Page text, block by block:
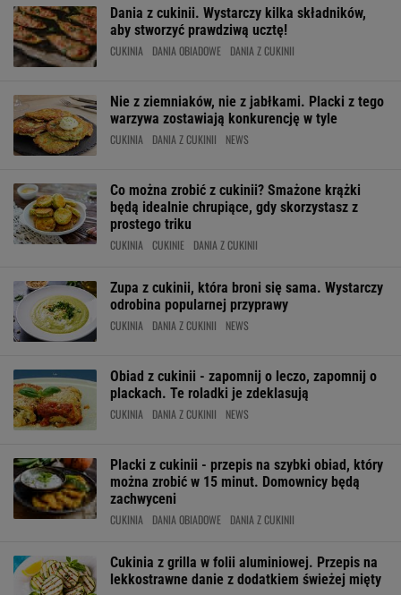
Dania z cukinii. Wystarczy kilka składników,
aby stworzyć prawdziwą ucztę!
CUKINIA DANIA OBIADOWE DANIA Z CUKINII
Nie z ziemniaków, nie z jabłkami. Placki z tego
warzywa zostawiają konkurencję w tyle
CUKINIA DANIA Z CUKINII NEWS
Co można zrobić z cukinii? Smażone krążki
będą idealnie chrupiące, gdy skorzystasz z
prostego triku
CUKINIA CUKINIE DANIA Z CUKINII
Zupa z cukinii, która broni się sama. Wystarczy
odrobina popularnej przyprawy
CUKINIA DANIA Z CUKINII NEWS
Obiad z cukinii - zapomnij o leczo, zapomnij o
plackach. Te roladki je zdeklasują
CUKINIA DANIA Z CUKINII NEWS
Placki z cukinii - przepis na szybki obiad, który
można zrobić w 15 minut. Domownicy będą
zachwyceni
CUKINIA DANIA OBIADOWE DANIA Z CUKINII
Cukinia z grilla w folii aluminiowej. Przepis na
lekkostrawne danie z dodatkiem świeżej mięty